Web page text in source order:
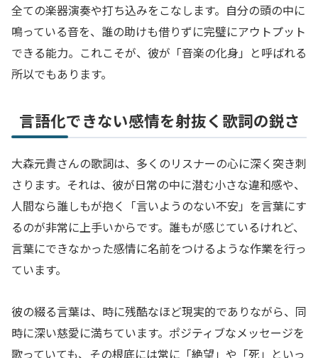
全ての楽器演奏や打ち込みをこなします。自分の頭の中に
鳴っている音を、誰の助けも借りずに完璧にアウトプット
できる能力。これこそが、彼が「音楽の化身」と呼ばれる
所以でもあります。
言語化できない感情を射抜く歌詞の鋭さ
大森元貴さんの歌詞は、多くのリスナーの心に深く突き刺
さります。それは、彼が日常の中に潜む小さな違和感や、
人間なら誰しもが抱く「言いようのない不安」を言葉にす
るのが非常に上手いからです。誰もが感じているけれど、
言葉にできなかった感情に名前をつけるような作業を行っ
ています。
彼の綴る言葉は、時に残酷なほど現実的でありながら、同
時に深い慈愛に満ちています。ポジティブなメッセージを
歌っていても、その根底には常に「絶望」や「死」といっ